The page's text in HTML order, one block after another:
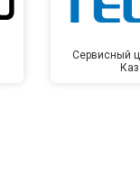
Сервисный